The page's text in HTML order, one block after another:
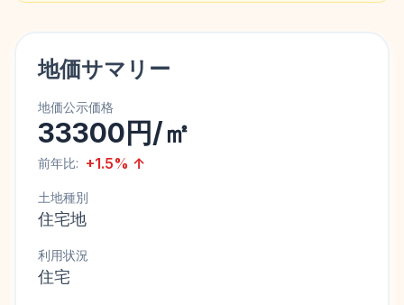
地価サマリー
地価公示価格
33300円/㎡
前年比: +1.5% ↑
土地種別
住宅地
利用状況
住宅